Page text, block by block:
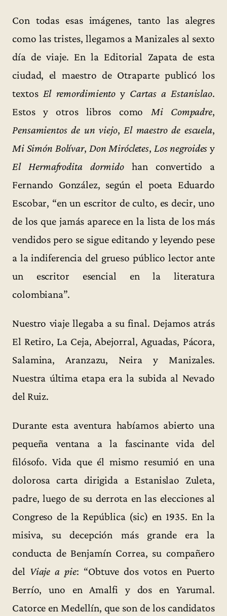
Con todas esas imágenes, tanto las alegres
como las tristes, llegamos a Manizales al sexto
día de viaje. En la Editorial Zapata de esta
ciudad, el maestro de Otraparte publicó los
textos El remordimiento y Cartas a Estanislao.
Estos y otros libros como Mi Compadre,
Pensamientos de un viejo, El maestro de escuela,
Mi Simón Bolívar, Don Mirócletes, Los negroides y
El Hermafrodita dormidohan convertido a
Fernando González, según el poeta Eduardo
Escobar, “en un escritor de culto, es decir, uno
de los que jamás aparece en la lista de los más
vendidos pero se sigue editando y leyendo pese
a la indiferencia del grueso público lector ante
un escritor esencial en la literatura
colombiana”.
Nuestro viaje llegaba a su final. Dejamos atrás
El Retiro, La Ceja, Abejorral, Aguadas, Pácora,
Salamina, Aranzazu, Neira y Manizales.
Nuestra última etapa era la subida al Nevado
del Ruiz.
Durante esta aventura habíamos abierto una
pequeña ventana a la fascinante vida del
filósofo. Vida que él mismo resumió en una
dolorosa carta dirigida a Estanislao Zuleta,
padre, luego de su derrota en las elecciones al
Congreso de la República (sic) en 1935. En la
misiva, su decepción más grande era la
conducta de Benjamín Correa, su compañero
del Viaje a pie: “Obtuve dos votos en Puerto
Berrío, uno en Amalfi y dos en Yarumal.
Catorce en Medellín, que son de los candidatos